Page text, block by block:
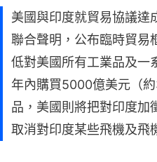
美國與印度就貿易協議達
聯合聲明，公布臨時貿易
低對美國所有工業品及一
年內購買5000億美元（
品，美國則將把對印度加
取消對印度某些飛機及飛